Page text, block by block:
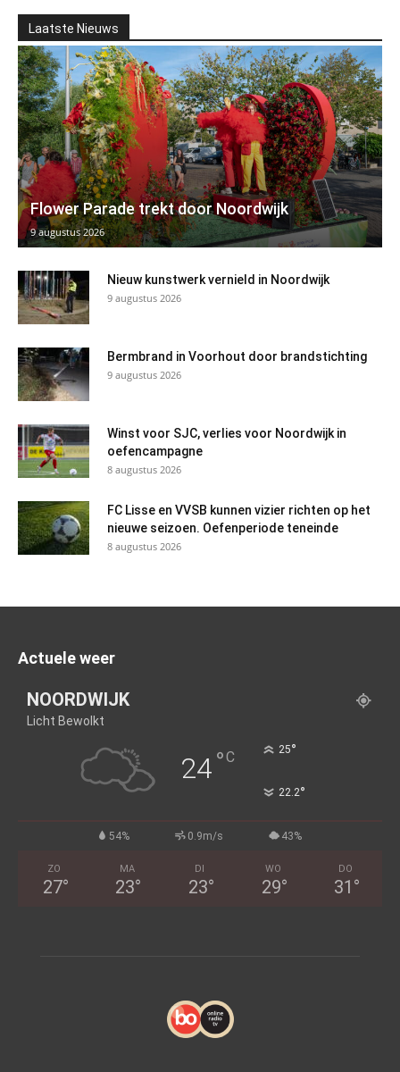
Laatste Nieuws
Flower Parade trekt door Noordwijk
9 augustus 2026
Nieuw kunstwerk vernield in Noordwijk
9 augustus 2026
Bermbrand in Voorhout door brandstichting
9 augustus 2026
Winst voor SJC, verlies voor Noordwijk in
oefencampagne
8 augustus 2026
FC Lisse en VVSB kunnen vizier richten op het
nieuwe seizoen. Oefenperiode teneinde
8 augustus 2026
Actuele weer
NOORDWIJK
Licht Bewolkt
24°C 25°
22.2°
54% 0.9m/s 43%
ZO
27°
MA
23°
DI
23°
WO
29°
DO
31 °